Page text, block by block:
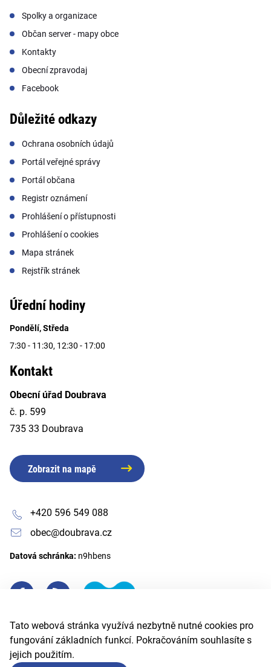
Tato webová stránka využívá nezbytně nutné cookies pro
fungování základních funkcí. Pokračováním souhlasíte s
jejich použitím.
Spolky a organizace
Občan server - mapy obce
Kontakty
Obecní zpravodaj
Facebook
Důležité odkazy
Ochrana osobních údajů
Portál veřejné správy
Portál občana
Registr oznámení
Prohlášení o přístupnosti
Prohlášení o cookies
Mapa stránek
Rejstřík stránek
Úřední hodiny
Pondělí, Středa
7:30 - 11:30, 12:30 - 17:00
Kontakt
Obecní úřad Doubrava
č. p. 599
735 33 Doubrava
Zobrazit na mapě
+420 596 549 088
obec@doubrava.cz
Datová schránka: n9hbens